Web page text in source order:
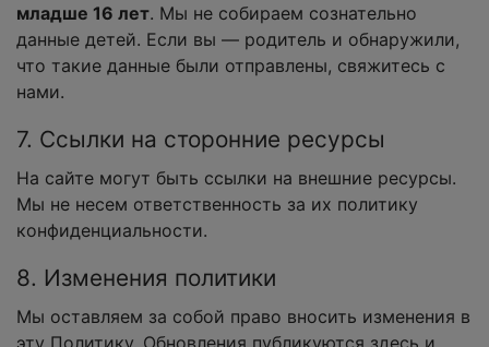
младше 16 лет. Мы не собираем сознательно
данные детей. Если вы — родитель и обнаружили,
что такие данные были отправлены, свяжитесь с
нами.
7. Ссылки на сторонние ресурсы
На сайте могут быть ссылки на внешние ресурсы.
Мы не несем ответственность за их политику
конфиденциальности.
8. Изменения политики
Мы оставляем за собой право вносить изменения в
эту Политику. Обновления публикуются здесь и